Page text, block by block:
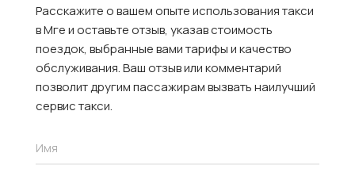
Расскажите о вашем опыте использования такси
в Мге и оставьте отзыв, указав стоимость
поездок, выбранные вами тарифы и качество
обслуживания. Ваш отзыв или комментарий
позволит другим пассажирам вызвать наилучший
сервис такси.